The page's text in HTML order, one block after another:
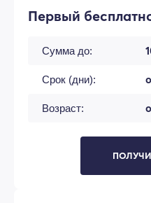
Первый
Сумма до:
Срок (дни):
Возраст: